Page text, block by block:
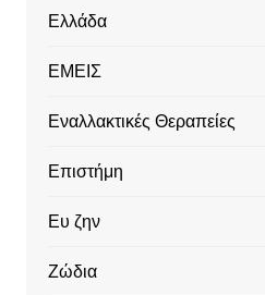
Ελλάδα
ΕΜΕΙΣ
Εναλλακτικές Θεραπείες
Επιστήμη
Ευ ζην
Ζώδια